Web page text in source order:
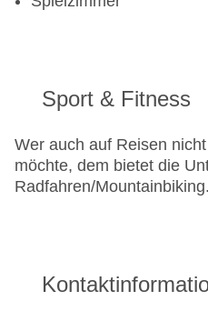
Sport & Fitness
Wer auch auf Reisen
möchte, dem bietet die
Radfahren/Mountainbiking.